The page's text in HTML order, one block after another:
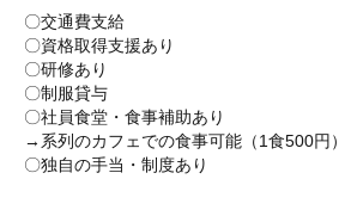
〇交通費支給
〇資格取得支援あり
〇研修あり
〇制服貸与
〇社員食堂・食事補助あり
→系列のカフェでの食事可能（1食500円）
〇独自の手当・制度あり